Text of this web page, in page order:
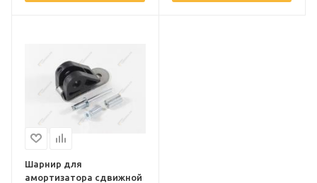
Шарнир для
амортизатора сдвижной